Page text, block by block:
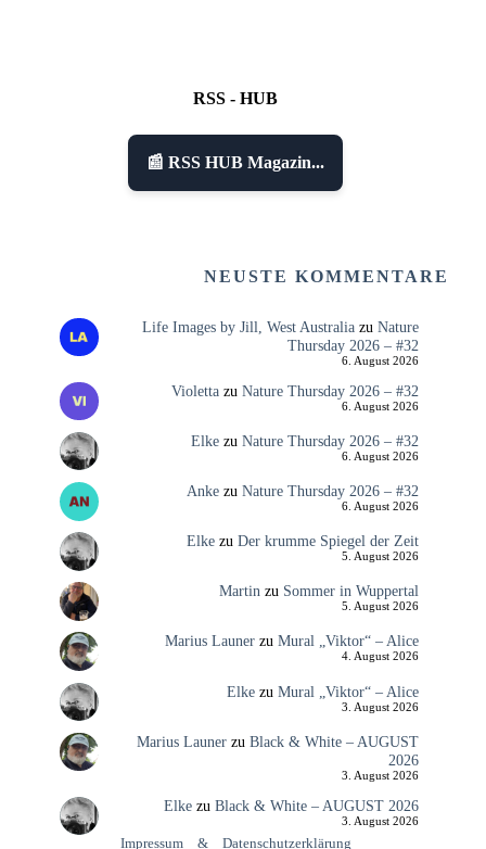
RSS - HUB
📰 RSS HUB Magazin...
NEUSTE KOMMENTARE
Life Images by Jill, West Australiazu Nature
Thursday 2026 – #32
6. August 2026
Violettazu Nature Thursday 2026 – #32
6. August 2026
Elkezu Nature Thursday 2026 – #32
6. August 2026
Ankezu Nature Thursday 2026 – #32
6. August 2026
Elkezu Der krumme Spiegel der Zeit
5. August 2026
Martinzu Sommer in Wuppertal
5. August 2026
Marius Launerzu Mural „Viktor“ – Alice
4. August 2026
Elkezu Mural „Viktor“ – Alice
3. August 2026
Marius Launerzu Black & White – AUGUST
2026
3. August 2026
Elkezu Black & White – AUGUST 2026
3. August 2026
Impressum & Datenschutzerklärung